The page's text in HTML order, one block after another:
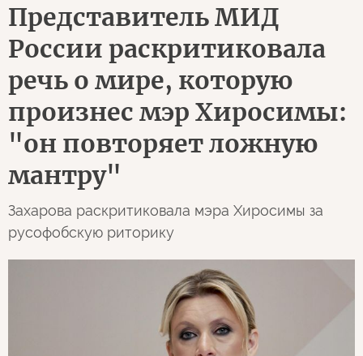
Представитель МИД
России раскритиковала
речь о мире, которую
произнес мэр Хиросимы:
"он повторяет ложную
мантру"
Захарова раскритиковала мэра Хиросимы за
русофобскую риторику